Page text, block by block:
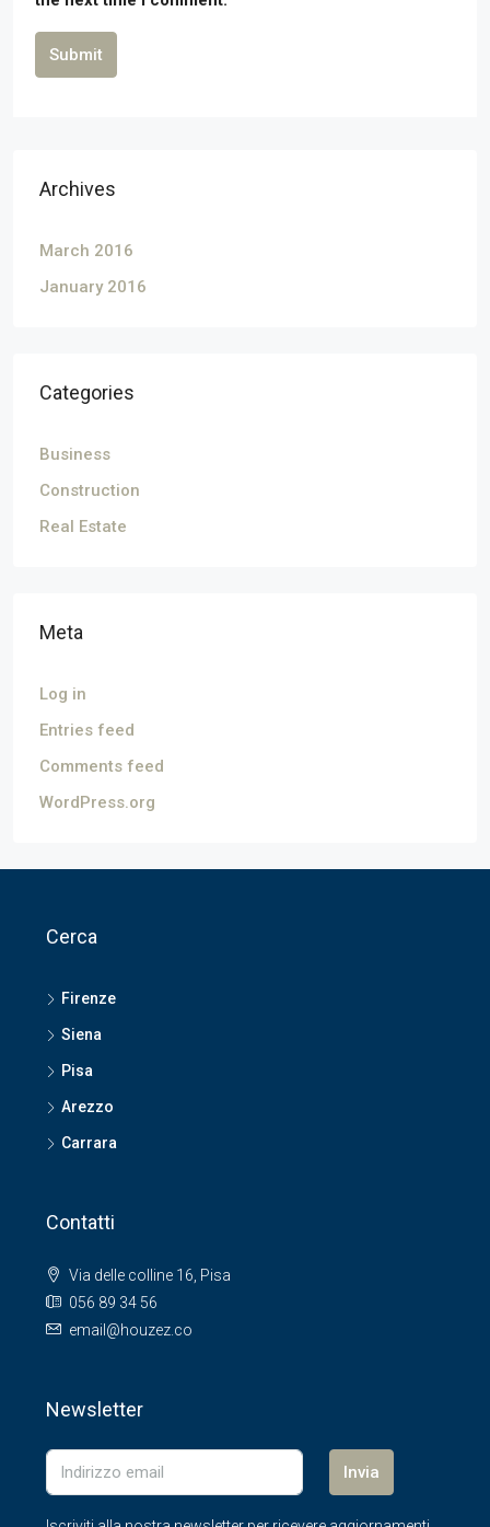
Submit
Archives
March 2016
January 2016
Categories
Business
Construction
Real Estate
Meta
Log in
Entries feed
Comments feed
WordPress.org
Cerca
Firenze
Siena
Pisa
Arezzo
Carrara
Contatti
Via delle colline 16, Pisa
056 89 34 56
email@houzez.co
Newsletter
Invia